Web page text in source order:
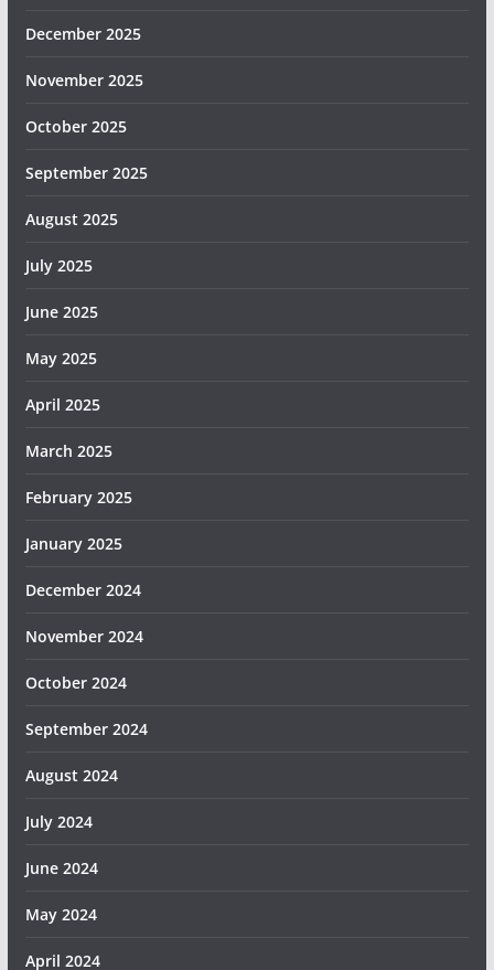
December 2025
November 2025
October 2025
September 2025
August 2025
July 2025
June 2025
May 2025
April 2025
March 2025
February 2025
January 2025
December 2024
November 2024
October 2024
September 2024
August 2024
July 2024
June 2024
May 2024
April 2024